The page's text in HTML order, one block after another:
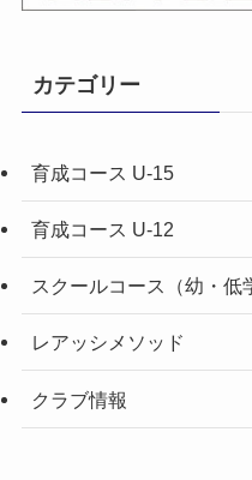
カテゴリー
育成コース U-15
育成コース U-12
スクールコース（幼・低
レアッシメソッド
クラブ情報